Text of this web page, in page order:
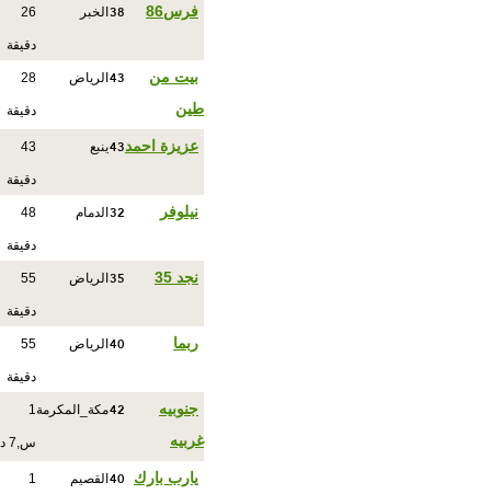
فرس86 38 الخبر 26
دقيقة
بيت من
طين
43 الرياض 28
دقيقة
عزيزة احمد43ينبع 43
دقيقة
نيلوفر 32 الدمام 48
دقيقة
نجد 35 35 الرياض 55
دقيقة
ربما 40 الرياض 55
دقيقة
جنوبيه
غربيه
42مكة_المكرمة1
س,7 د
يارب بارك 40 القصيم 1